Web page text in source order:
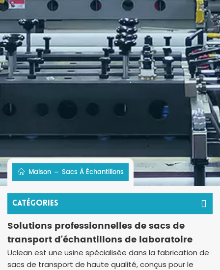
Maison Sacs À Échantillons
Catégories
Solutions professionnelles de sacs de
transport d'échantillons de laboratoire
Uclean est une usine spécialisée dans la fabrication de
sacs de transport de haute qualité, conçus pour le